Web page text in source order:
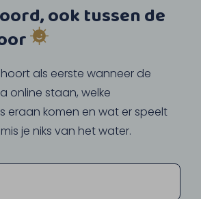
ook tussen de
hoort als eerste wanneer de
online staan, welke
eraan komen en wat er speelt
je niks van het water.